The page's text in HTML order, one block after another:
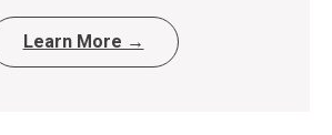
Learn More →